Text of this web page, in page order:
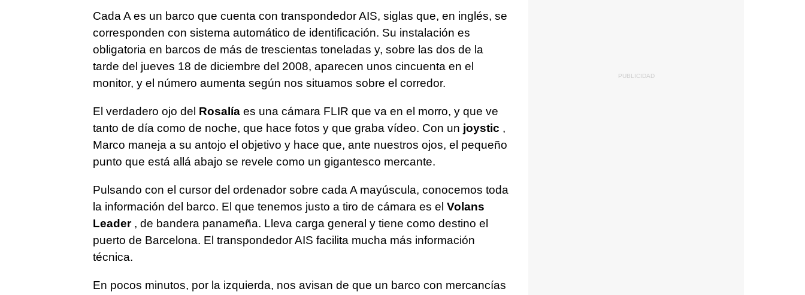
Cada A es un barco que cuenta con transpondedor AIS, siglas que, en inglés, se
corresponden con sistema automático de identificación. Su instalación es
obligatoria en barcos de más de trescientas toneladas y, sobre las dos de la
tarde del jueves 18 de diciembre del 2008, aparecen unos cincuenta en el
monitor, y el número aumenta según nos situamos sobre el corredor.
El verdadero ojo del Rosalíaes una cámara FLIR que va en el morro, y que ve
tanto de día como de noche, que hace fotos y que graba vídeo. Con un joystic ,
Marco maneja a su antojo el objetivo y hace que, ante nuestros ojos, el pequeño
punto que está allá abajo se revele como un gigantesco mercante.
Pulsando con el cursor del ordenador sobre cada A mayúscula, conocemos toda
la información del barco. El que tenemos justo a tiro de cámara es el Volans
Leader, de bandera panameña. Lleva carga general y tiene como destino el
puerto de Barcelona. El transpondedor AIS facilita mucha más información
técnica.
En pocos minutos, por la izquierda, nos avisan de que un barco con mercancías